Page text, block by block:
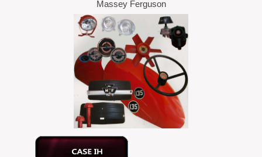
Massey Ferguson